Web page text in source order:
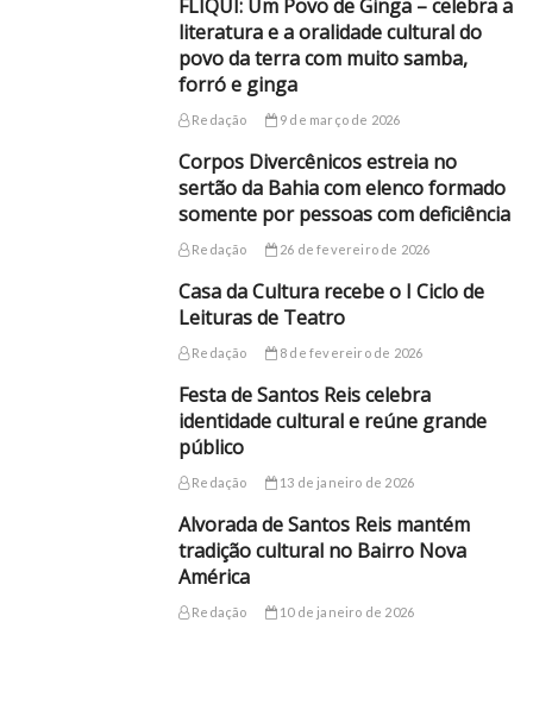
FLIQUI: Um Povo de Ginga – celebra a
literatura e a oralidade cultural do
povo da terra com muito samba,
forró e ginga
Redação 9 de março de 2026
Corpos Divercênicos estreia no
sertão da Bahia com elenco formado
somente por pessoas com deficiência
Redação 26 de fevereiro de 2026
Casa da Cultura recebe o I Ciclo de
Leituras de Teatro
Redação 8 de fevereiro de 2026
Festa de Santos Reis celebra
identidade cultural e reúne grande
público
Redação 13 de janeiro de 2026
Alvorada de Santos Reis mantém
tradição cultural no Bairro Nova
América
Redação 10 de janeiro de 2026